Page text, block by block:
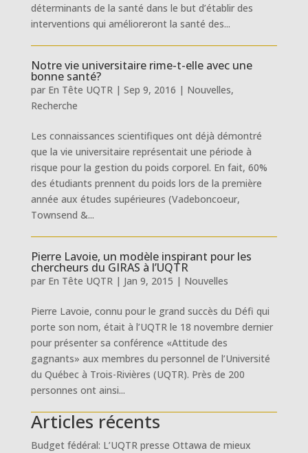
déterminants de la santé dans le but d’établir des
interventions qui amélioreront la santé des...
Notre vie universitaire rime-t-elle avec une
bonne santé?
par En Tête UQTR| Sep 9, 2016 | Nouvelles,
Recherche
Les connaissances scientifiques ont déjà démontré
que la vie universitaire représentait une période à
risque pour la gestion du poids corporel. En fait, 60%
des étudiants prennent du poids lors de la première
année aux études supérieures (Vadeboncoeur,
Townsend &...
Pierre Lavoie, un modèle inspirant pour les
chercheurs du GIRAS à l’UQTR
par En Tête UQTR| Jan 9, 2015 | Nouvelles
Pierre Lavoie, connu pour le grand succès du Défi qui
porte son nom, était à l’UQTR le 18 novembre dernier
pour présenter sa conférence «Attitude des
gagnants» aux membres du personnel de l’Université
du Québec à Trois-Rivières (UQTR). Près de 200
personnes ont ainsi...
Articles récents
Budget fédéral: L’UQTR presse Ottawa de mieux